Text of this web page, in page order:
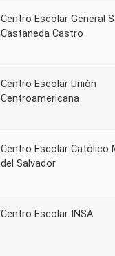
Centro Escolar General
Castaneda Castro
Centro Escolar Unión
Centroamericana
Centro Escolar Católico
del Salvador
Centro Escolar INSA